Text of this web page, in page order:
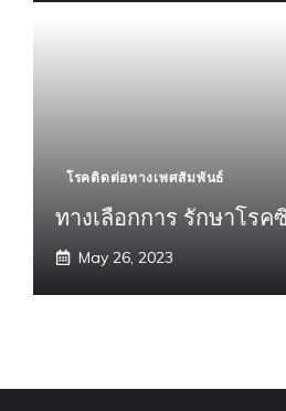
โรคติดต่อทางเพศสัมพันธ์
ทางเลือกการ รักษาโรค
May 26, 2023